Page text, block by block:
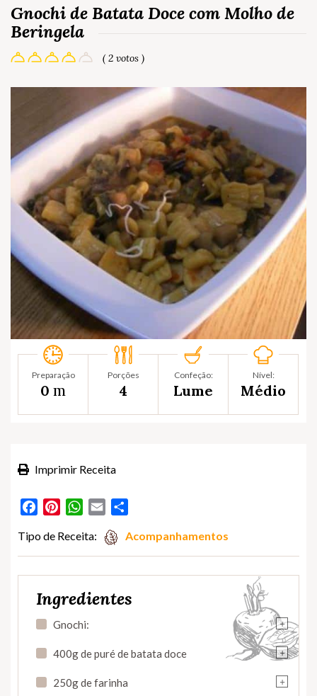
Gnochi de Batata Doce com Molho de
Beringela
( 2 votos )
Preparação
0 m
Porções
4
Confeção:
Lume
Nível:
Médio
Imprimir Receita
FacebookPinterestWhatsApp
Email
Tipo de Receita: Acompanhamentos
Ingredientes
+
Gnochi:
+
400g de puré de batata doce
+
250g de farinha